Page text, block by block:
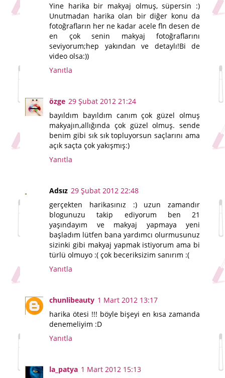
Yine harika bir makyaj olmuş, süpersin :)
Unutmadan harika olan bir diğer konu da
fotoğrafların her ne kadar acele fln desen de
en çok senin makyaj fotoğraflarını
seviyorum;hep yakından ve detaylı!Bi de
video olsa:))
Yanıtla
özge 29 Şubat 2012 21:24
bayıldım bayıldım canım çok güzel olmuş
makyajın,allığında çok güzel olmuş. sende
benim gibi sık sık topluyorsun saçlarını ama
açık saçta çok yakışmış:)
Yanıtla
Adsız 29 Şubat 2012 22:48
gerçekten harikasınız :) uzun zamandır
blogunuzu takip ediyorum ben 21
yaşındayım ve makyaj yapmaya yeni
başladım lütfen bana yardımcı olurmusunuz
sizinki gibi makyaj yapmak istiyorum ama bi
türlü olmuyo :( çok beceriksizim sanırım :(
Yanıtla
chunlibeauty 1 Mart 2012 13:17
harika ötesi !!! böyle bişeyi en kısa zamanda
denemeliyim :D
Yanıtla
la_patya 1 Mart 2012 15:13